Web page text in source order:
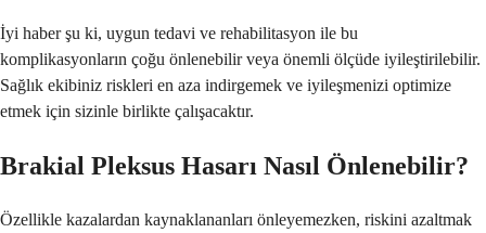
İyi haber şu ki, uygun tedavi ve rehabilitasyon ile bu
komplikasyonların çoğu önlenebilir veya önemli ölçüde iyileştirilebilir.
Sağlık ekibiniz riskleri en aza indirgemek ve iyileşmenizi optimize
etmek için sizinle birlikte çalışacaktır.
Brakial Pleksus Hasarı Nasıl Önlenebilir?
Özellikle kazalardan kaynaklananları önleyemezken, riskini azaltmak